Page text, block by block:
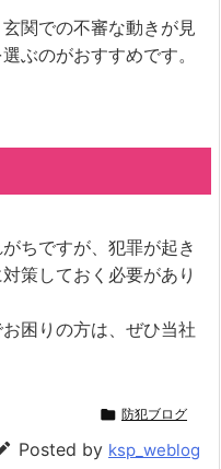
関での不審な動きが見
ぶのがおすすめです。
ちですが、犯罪が起き
策しておく必要があり
困りの方は、ぜひ当社
 防犯ブログ
Posted by ksp_weblog